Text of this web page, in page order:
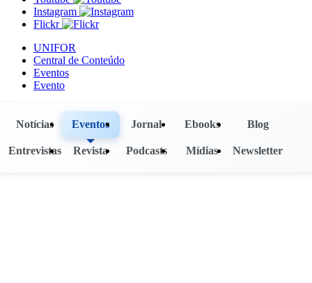
Instagram
Flickr
UNIFOR
Central de Conteúdo
Eventos
Evento
Notícias Eventos Jornal Ebooks Blog
Entrevistas Revista Podcasts Mídias Newsletter